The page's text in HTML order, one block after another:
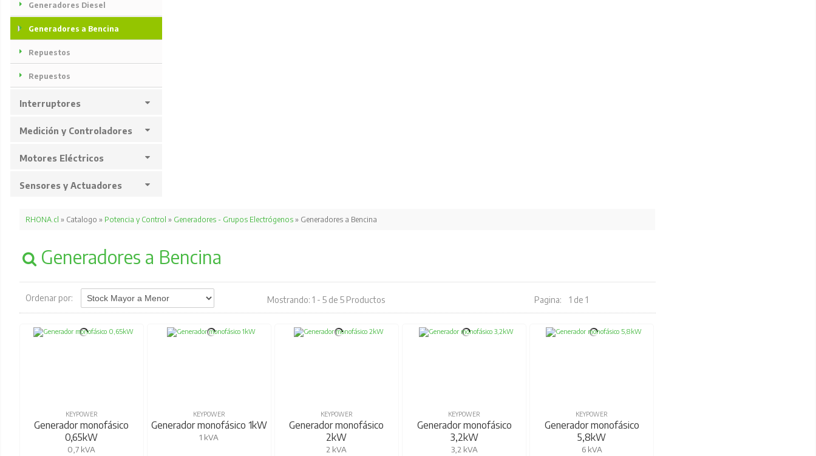
Generadores Diesel
Generadores a Bencina
Repuestos
Repuestos
Interruptores
Medición y Controladores
Motores Eléctricos
Sensores y Actuadores
RHONA.cl » Catalogo » Potencia y Control » Generadores - Grupos Electrógenos» Generadores a Bencina
Generadores a Bencina
Ordenar por: Mostrando: 1 - 5 de 5 Productos Pagina: 1 de 1
KEYPOWER
Generador monofásico
0,65kW
0,7 kVA
KEYPOWER
Generador monofásico 1kW
1 kVA
KEYPOWER
Generador monofásico
2kW
2 kVA
KEYPOWER
Generador monofásico
3,2kW
3,2 kVA
KEYPOWER
Generador monofásico
5,8kW
6 kVA